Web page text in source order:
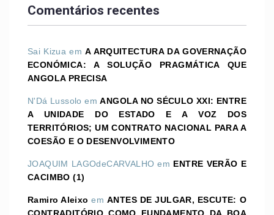
Comentários recentes
Sai Kizua emA ARQUITECTURA DA GOVERNAÇÃO
ECONÓMICA: A SOLUÇÃO PRAGMÁTICA QUE
ANGOLA PRECISA
N'Dá Lussolo emANGOLA NO SÉCULO XXI: ENTRE
A UNIDADE DO ESTADO E A VOZ DOS
TERRITÓRIOS; UM CONTRATO NACIONAL PARA A
COESÃO E O DESENVOLVIMENTO
JOAQUIM LAGOdeCARVALHO em ENTRE VERÃO E
CACIMBO (1)
Ramiro Aleixo emANTES DE JULGAR, ESCUTE: O